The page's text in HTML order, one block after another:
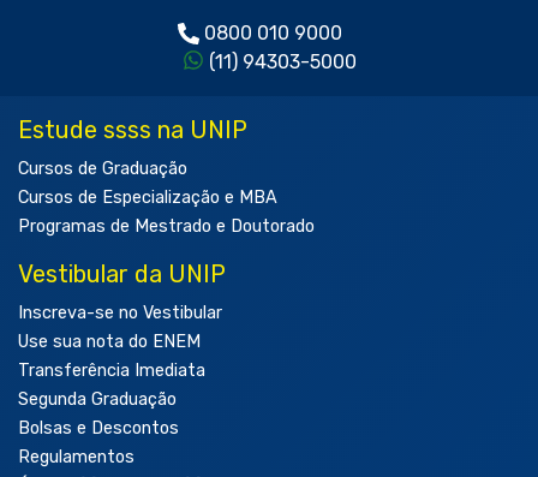
0800 010 9000
(11) 94303-5000
Estude ssss na UNIP
Cursos de Graduação
Cursos de Especialização e MBA
Programas de Mestrado e Doutorado
Vestibular da UNIP
Inscreva-se no Vestibular
Use sua nota do ENEM
Transferência Imediata
Segunda Graduação
Bolsas e Descontos
Regulamentos